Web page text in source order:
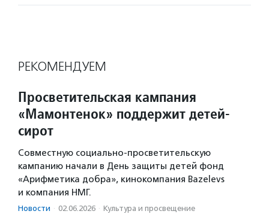
РЕКОМЕНДУЕМ
Просветительская кампания
«Мамонтенок» поддержит детей-
сирот
Совместную социально-просветительскую
кампанию начали в День защиты детей фонд
«Арифметика добра», кинокомпания Bazelevs
и компания НМГ.
Новости · 02.06.2026 · Культура и просвещение